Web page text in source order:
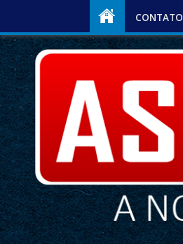
CONTATO